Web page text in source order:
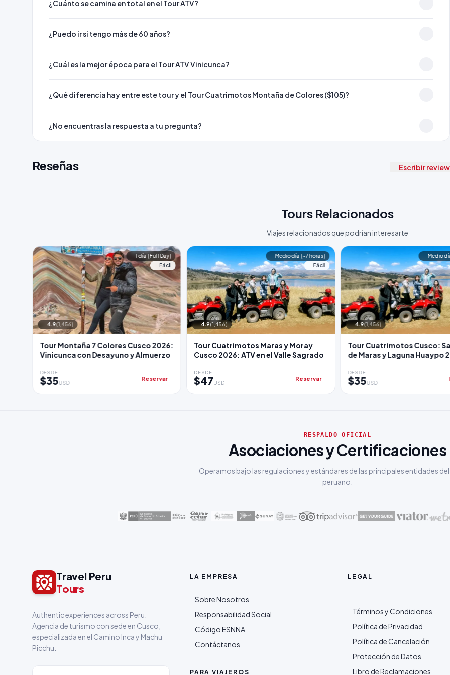
¿Cuánto se camina en total en el Tour ATV?
¿Puedo ir si tengo más de 60 años?
¿Cuál es la mejor época para el Tour ATV Vinicunca?
¿Qué diferencia hay entre este tour y el Tour Cuatrimotos Montaña de Colores ($105)?
¿No encuentras la respuesta a tu pregunta?
Reseñas Escribir review
Tours Relacionados
Viajes relacionados que podrían interesarte
1 día (Full Day)
Fácil
4.9(1,456)
Tour Montaña 7 Colores Cusco 2026:
Vinicunca con Desayuno y Almuerzo
DESDE
$35USD
Reservar
Medio día (~7 horas)
Fácil
4.9(1,456)
Tour Cuatrimotos Maras y Moray
Cusco 2026: ATV en el Valle Sagrado
DESDE
$47USD
Reservar
Medio
4.9(1,456)
Tour Cuatrimotos Cusco:
de Maras y Laguna Huaypo
DESDE
$35USD
RESPALDO OFICIAL
Asociaciones y Certificaciones
Operamos bajo las regulaciones y estándares de las principales entidades
peruano.
Travel Peru
Tours
Authentic experiences across Peru.
Agencia de turismo con sede en Cusco,
especializada en el Camino Inca y Machu
Picchu.
LA EMPRESA
Sobre Nosotros
Responsabilidad Social
Código ESNNA
Contáctanos
PARA VIAJEROS
LEGAL
Términos y Condiciones
Política de Privacidad
Política de Cancelación
Protección de Datos
Libro de Reclamaciones